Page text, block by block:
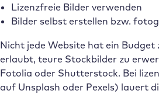
Lizenzfreie Bilder verwenden
Bilder selbst erstellen bzw.
Nicht jede Website hat ein Budget
erlaubt, teure Stockbilder zu
Fotolia oder Shutterstock. Bei
auf Unsplash oder Pexels) lauert